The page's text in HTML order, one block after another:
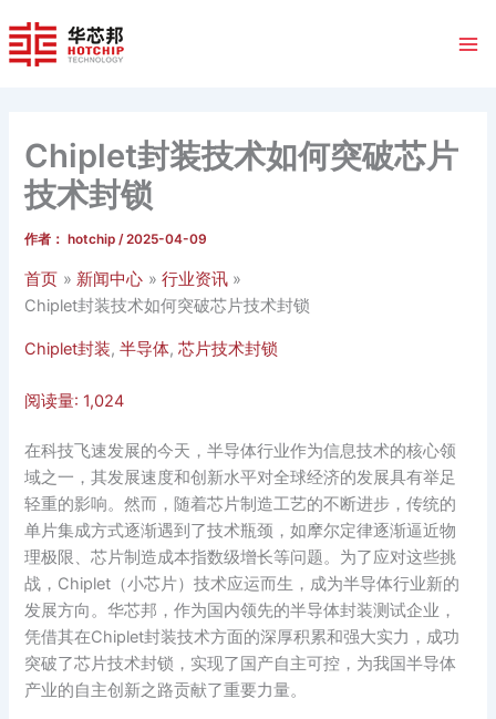
至
内
Chiplet封装技术如何突破芯片
技术封锁
作者： hotchip/2025-04-09
首页 新闻中心
行业资讯
Chiplet封装技术如何突破芯片技术封锁
Chiplet封装,半导体,芯片技术封锁
阅读量: 1,024
在科技飞速发展的今天，半导体行业作为信息技术的核心领
域之一，其发展速度和创新水平对全球经济的发展具有举足
轻重的影响。然而，随着芯片制造工艺的不断进步，传统的
单片集成方式逐渐遇到了技术瓶颈，如摩尔定律逐渐逼近物
理极限、芯片制造成本指数级增长等问题。为了应对这些挑
战，Chiplet（小芯片）技术应运而生，成为半导体行业新的
发展方向。华芯邦，作为国内领先的半导体封装测试企业，
凭借其在Chiplet封装技术方面的深厚积累和强大实力，成功
突破了芯片技术封锁，实现了国产自主可控，为我国半导体
产业的自主创新之路贡献了重要力量。